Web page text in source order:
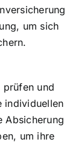
um sich
und
individuellen
Absicherung
um ihre